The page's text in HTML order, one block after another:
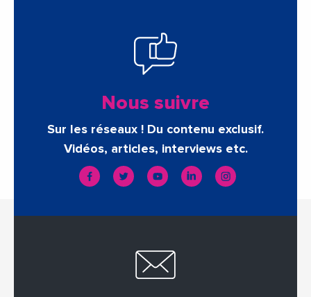
Nous suivre
Sur les réseaux ! Du contenu exclusif.
Vidéos, articles, interviews etc.